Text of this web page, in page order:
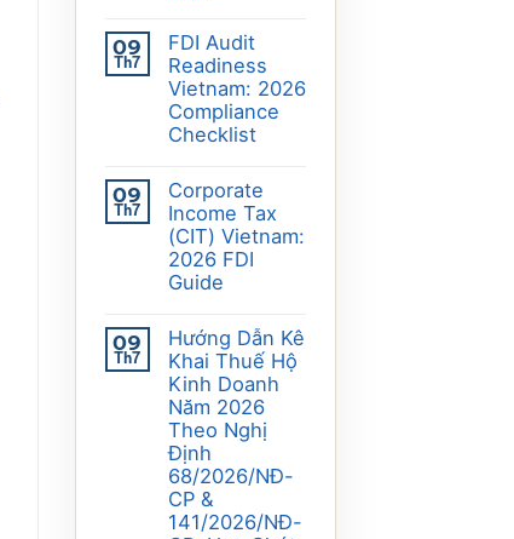
09
Th7
FDI Audit
Readiness
Vietnam: 2026
Compliance
Checklist
09
Th7
Corporate
Income Tax
(CIT) Vietnam:
2026 FDI
Guide
09
Th7
Hướng Dẫn Kê
Khai Thuế Hộ
Kinh Doanh
Năm 2026
Theo Nghị
Định
68/2026/NĐ-
CP &
141/2026/NĐ-